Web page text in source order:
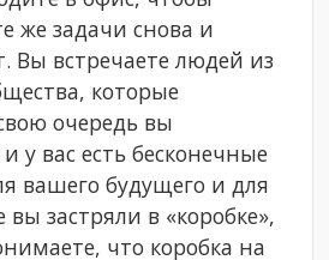
же задачи снова и
Вы встречаете людей из
которые
очередь вы
у вас есть бесконечные
вашего будущего и для
застряли в «коробке»,
что коробка на